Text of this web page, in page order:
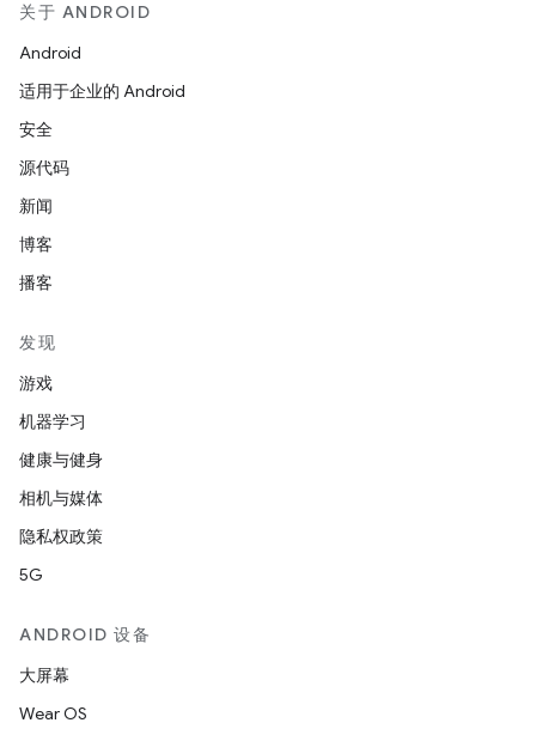
关于 ANDROID
Android
适用于企业的 Android
安全
源代码
新闻
博客
播客
发现
游戏
机器学习
健康与健身
相机与媒体
隐私权政策
5G
ANDROID 设备
大屏幕
Wear OS